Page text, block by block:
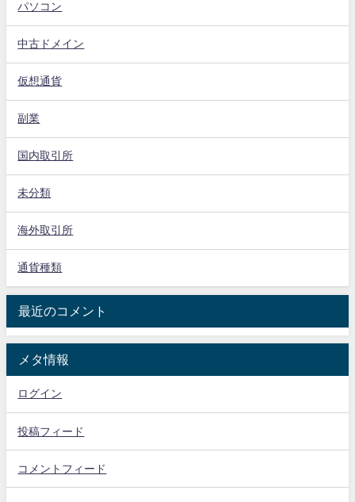
パソコン
中古ドメイン
仮想通貨
副業
国内取引所
未分類
海外取引所
通貨種類
最近のコメント
メタ情報
ログイン
投稿フィード
コメントフィード